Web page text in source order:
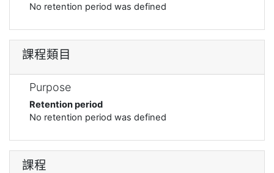
No retention period was defined
課程類目
Purpose
Retention period
No retention period was defined
課程